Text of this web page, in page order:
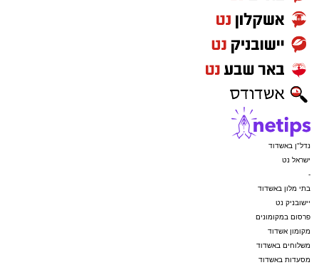
נדל"ן באשדוד
ישראל נט
-
בתי מלון באשדוד
יישובניק נט
פרסום במקומונים
מקומון אשדוד
משלוחים באשדוד
מסעדות באשדוד